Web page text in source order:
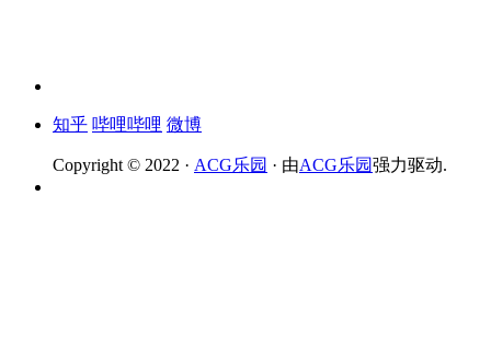
知乎 哔哩哔哩 微博
Copyright © 2022 · ACG乐园 · 由ACG乐园强力驱动.